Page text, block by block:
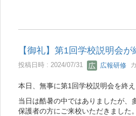
【御礼】第1回学校説明会が
投稿日時 : 2024/07/31 広報研修
本日、無事に第1回学校説明会を終え
当日は酷暑の中ではありましたが、
保護者の方にご来校いただきました。